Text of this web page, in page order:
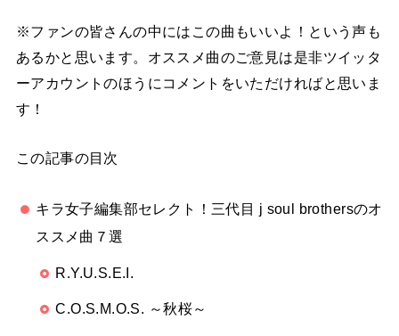
※ファンの皆さんの中にはこの曲もいいよ！という声も
あるかと思います。オススメ曲のご意見は是非ツイッタ
ーアカウントのほうにコメントをいただければと思いま
す！
この記事の目次
キラ女子編集部セレクト！三代目 j soul brothersのオ
ススメ曲７選
R.Y.U.S.E.I.
C.O.S.M.O.S. ～秋桜～